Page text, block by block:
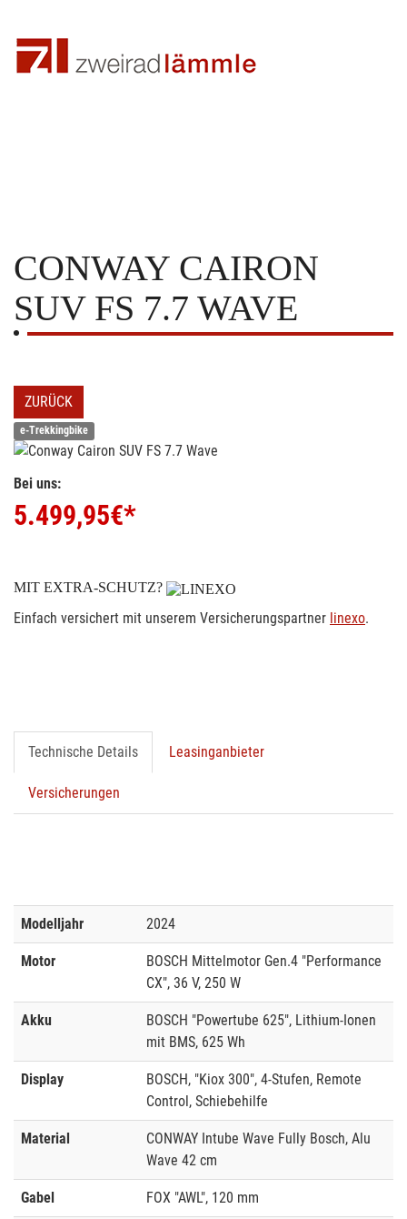
CONWAY CAIRON
SUV FS 7.7 WAVE
ZURÜCK
e-Trekkingbike
Bei uns:
5.499,95€*
MIT EXTRA-SCHUTZ?
Einfach versichert mit unserem Versicherungspartner linexo.
Technische Details Leasinganbieter
Versicherungen
Modelljahr 2024
Motor
BOSCH Mittelmotor Gen.4 "Performance
CX", 36 V, 250 W
Akku
BOSCH "Powertube 625", Lithium-Ionen
mit BMS, 625 Wh
Display
BOSCH, "Kiox 300", 4-Stufen, Remote
Control, Schiebehilfe
Material
CONWAY Intube Wave Fully Bosch, Alu
Wave 42 cm
Gabel FOX "AWL", 120 mm